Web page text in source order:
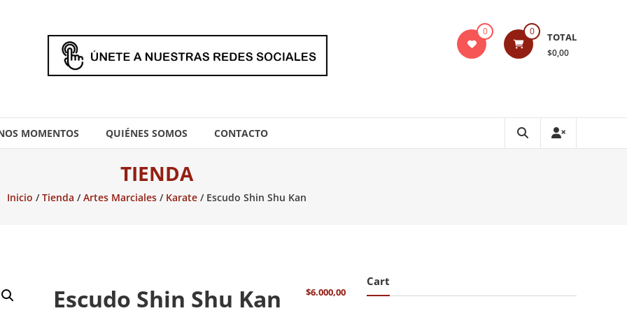
0 0 TOTAL
$0,00
MOMENTOS QUIÉNES SOMOS CONTACTO
TIENDA
Inicio /Tienda /Artes Marciales / Karate / Escudo Shin Shu Kan
Escudo Shin Shu Kan $6.000,00
Cart